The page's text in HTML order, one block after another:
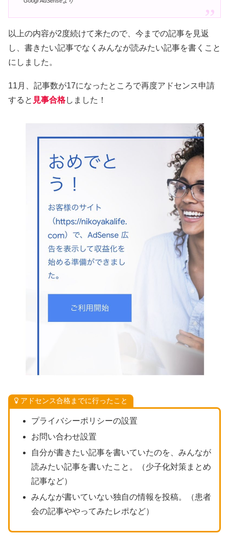
以上の内容が2度続けて来たので、今までの記事を見返
し、書きたい記事でなくみんなが読みたい記事を書くこと
にしました。
11月、記事数が17になったところで再度アドセンス申請
すると 見事合格しました！
アドセンス合格までに行ったこと
プライバシーポリシーの設置
お問い合わせ設置
自分が書きたい記事を書いていたのを、みんなが
読みたい記事を書いたこと。（少子化対策まとめ
記事など）
みんなが書いていない独自の情報を投稿。（患者
会の記事ややってみたレポなど）